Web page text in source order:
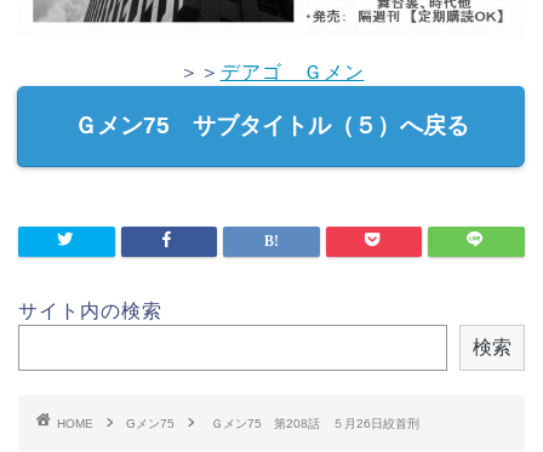
＞＞ デアゴ Ｇメン
Ｇメン75 サブタイトル（５）へ戻る
サイト内の検索
検索
HOME Gメン75 Ｇメン75 第208話 ５月26日絞首刑